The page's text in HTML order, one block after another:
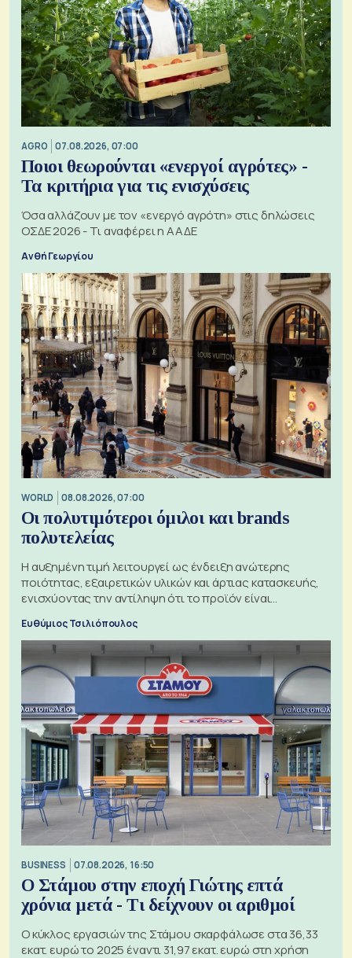
AGRO 07.08.2026, 07:00
Ποιοι θεωρούνται «ενεργοί αγρότες» -
Τα κριτήρια για τις ενισχύσεις
Όσα αλλάζουν με τον «ενεργό αγρότη» στις δηλώσεις
ΟΣΔΕ 2026 - Τι αναφέρει η ΑΑΔΕ
Ανθή Γεωργίου
WORLD 08.08.2026, 07:00
Οι πολυτιμότεροι όμιλοι και brands
πολυτελείας
Η αυξημένη τιμή λειτουργεί ως ένδειξη ανώτερης
ποιότητας, εξαιρετικών υλικών και άρτιας κατασκευής,
ενισχύοντας την αντίληψη ότι το προϊόν είναι
Ευθύμιος Τσιλιόπουλος
BUSINESS 07.08.2026, 16:50
Ο Στάμου στην εποχή Γιώτης επτά
χρόνια μετά - Τι δείχνουν οι αριθμοί
Ο κύκλος εργασιών της Στάμου σκαρφάλωσε στα 36,33
εκατ. ευρώ το 2025 έναντι 31,97 εκατ. ευρώ στη χρήση